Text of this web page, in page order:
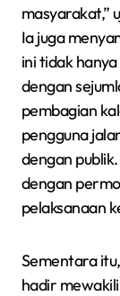
masyarakat,”
Ia juga
ini tidak
dengan
pembagian
pengguna
dengan
dengan
pelaksanaan
Sementara
hadir